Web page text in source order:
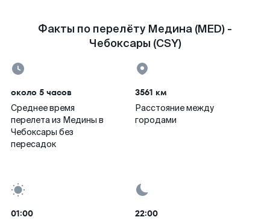
Факты по перелёту Медина (MED) -
Чебоксары (CSY)
около 5 часов
Среднее время
перелета из Медины в
Чебоксары без
пересадок
3561 км
Расстояние между
городами
01:00 22:00